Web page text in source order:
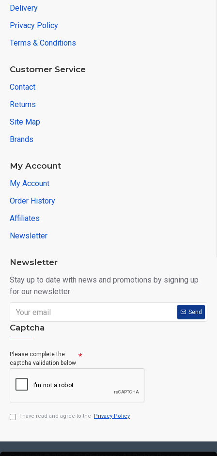
Delivery
Privacy Policy
Terms & Conditions
Customer Service
Contact
Returns
Site Map
Brands
My Account
My Account
Order History
Affiliates
Newsletter
Newsletter
Stay up to date with news and promotions by signing up
for our newsletter
Send
Captcha
Please complete the
captcha validation below
I have read and agree to the Privacy Policy